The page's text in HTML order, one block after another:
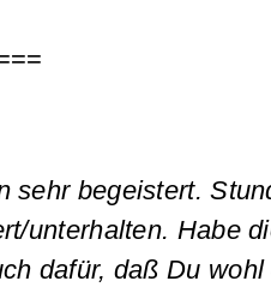
begeistert.
unterhalten. Habe
dafür, daß Du